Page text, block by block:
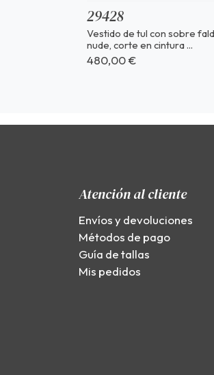
29428
Vestido de tul con sobre
nude, corte en cintura ...
480,00 €
Atención al cliente
Envíos y devoluciones
Métodos de pago
Guía de tallas
Mis pedidos